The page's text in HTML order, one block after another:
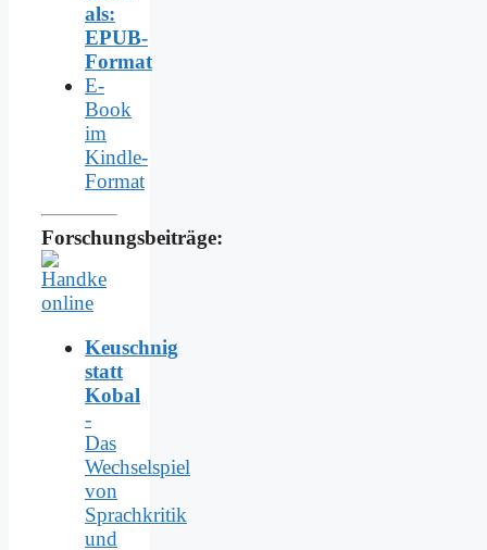
als:
EPUB-
Format
E-
Book
im
Kindle-
Format
Forschungsbeiträge:
Keuschnig
statt
Kobal
-
Das
Wechselspiel
von
Sprachkritik
und